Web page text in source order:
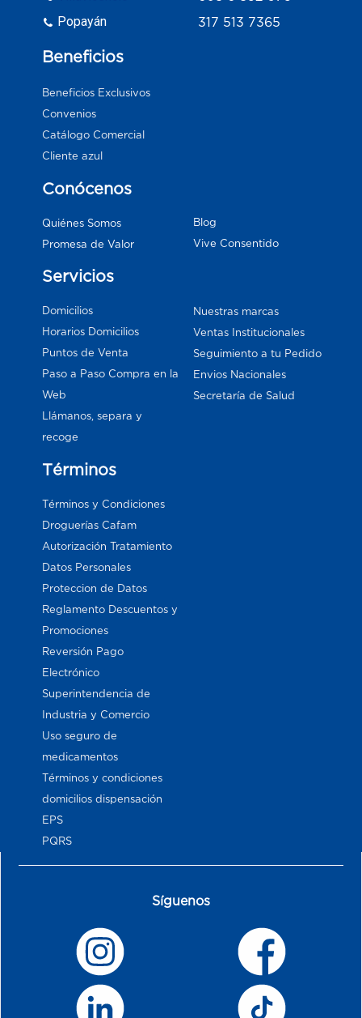
Popayán
317 513 7365
Beneficios
Beneficios Exclusivos
Convenios
Catálogo Comercial
Cliente azul
Conócenos
Quiénes Somos
Promesa de Valor
Blog
Vive Consentido
Servicios
Domicilios
Horarios Domicilios
Puntos de Venta
Paso a Paso Compra en la
Web
Llámanos, separa y
recoge
Nuestras marcas
Ventas Institucionales
Seguimiento a tu Pedido
Envios Nacionales
Secretaría de Salud
Términos
Términos y Condiciones
Droguerías Cafam
Autorización Tratamiento
Datos Personales
Proteccion de Datos
Reglamento Descuentos y
Promociones
Reversión Pago
Electrónico
Superintendencia de
Industria y Comercio
Uso seguro de
medicamentos
Términos y condiciones
domicilios dispensación
EPS
PQRS
Síguenos